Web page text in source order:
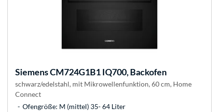
SiemensCM724G1B1 IQ700, Backofen
schwarz/edelstahl, mit Mikrowellenfunktion, 60 cm, Home
Connect
Ofengröße: M (mittel) 35- 64 Liter